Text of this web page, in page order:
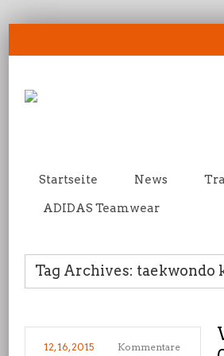
Startseite News
ADIDAS Teamwear
Tag Archives:
12, 16, 2015
Kommentare